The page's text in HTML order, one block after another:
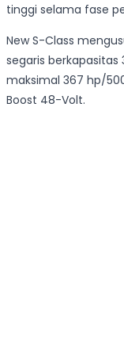
tinggi selama fase
New S-Class
segaris
maksimal 367 hp/
Boost 48-Volt.